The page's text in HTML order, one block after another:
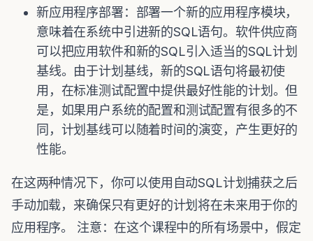
新应用程序部署：部署一个新的应用程序模块，
意味着在系统中引进新的SQL语句。软件供应商
可以把应用软件和新的SQL引入适当的SQL计划
基线。由于计划基线，新的SQL语句将最初使
用，在标准测试配置中提供最好性能的计划。但
是，如果用户系统的配置和测试配置有很多的不
同，计划基线可以随着时间的演变，产生更好的
性能。
在这两种情况下，你可以使用自动SQL计划捕获之后
手动加载，来确保只有更好的计划将在未来用于你的
应用程序。 注意：在这个课程中的所有场景中，假定